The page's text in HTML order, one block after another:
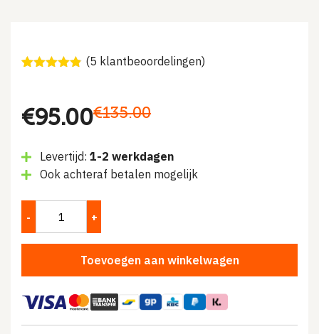
op
klantbeoordelingen
(5 klantbeoordelingen)
€135.00
Oorspronkelijke
was:
€135.00.
€95.00
Huidige
is:
€95.00.
Levertijd: 1-2 werkdagen
Ook achteraf betalen mogelijk
Toevoegen aan winkelwagen